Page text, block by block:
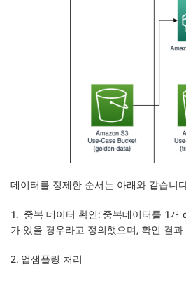
데이터를 정제한 순서는 아래와 같습니
1. 중복 데이터 확인: 중복데이터를 1개
가 있을 경우라고 정의했으며, 확인 결
2. 업샘플링 처리